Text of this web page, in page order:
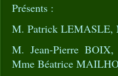
Présents :
M. Patrick LEMASLE,
M. Jean-Pierre
Mme Béatrice